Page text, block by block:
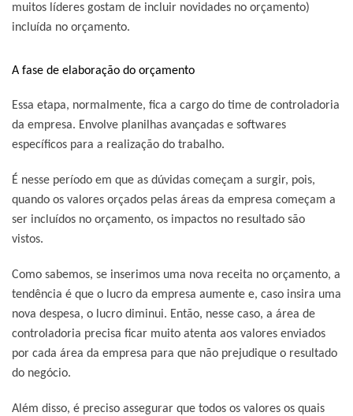
muitos líderes gostam de incluir novidades no orçamento)
incluída no orçamento.
A fase de elaboração do orçamento
Essa etapa, normalmente, fica a cargo do time de controladoria
da empresa. Envolve planilhas avançadas e softwares
específicos para a realização do trabalho.
É nesse período em que as dúvidas começam a surgir, pois,
quando os valores orçados pelas áreas da empresa começam a
ser incluídos no orçamento, os impactos no resultado são
vistos.
Como sabemos, se inserimos uma nova receita no orçamento, a
tendência é que o lucro da empresa aumente e, caso insira uma
nova despesa, o lucro diminui. Então, nesse caso, a área de
controladoria precisa ficar muito atenta aos valores enviados
por cada área da empresa para que não prejudique o resultado
do negócio.
Além disso, é preciso assegurar que todos os valores os quais